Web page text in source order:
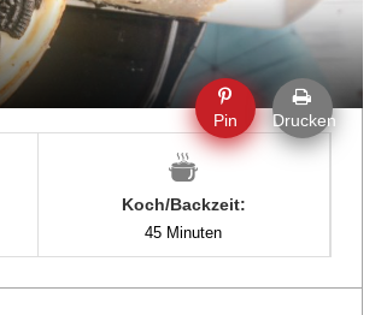
Pin Drucken
Koch/Backzeit:
45 Minuten